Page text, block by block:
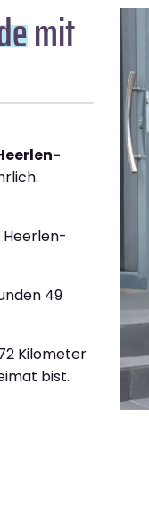
mit
Heerlen-
49
Kilometer
bist.